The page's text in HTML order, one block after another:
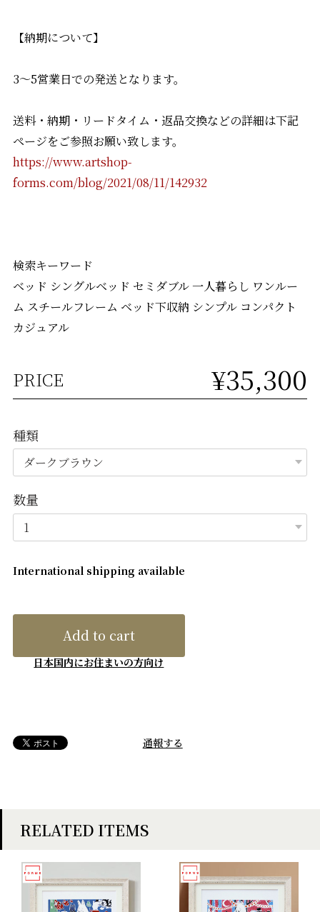
【納期について】
3～5営業日での発送となります。
送料・納期・リードタイム・返品交換などの詳細は下記
ページをご参照お願い致します。
https://www.artshop-
forms.com/blog/2021/08/11/142932
検索キーワード
ベッド シングルベッド セミダブル 一人暮らし ワンルー
ム スチールフレーム ベッド下収納 シンプル コンパクト
カジュアル
PRICE ¥35,300
種類
数量
International shipping available
Add to cart
日本国内にお住まいの方向け
通報する
RELATED ITEMS